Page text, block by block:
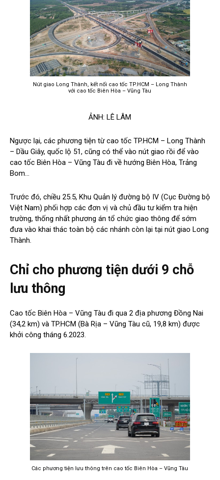
Nút giao Long Thành, kết nối cao tốc TP.HCM – Long Thành
với cao tốc Biên Hòa – Vũng Tàu
ẢNH: LÊ LÂM
Ngược lại, các phương tiện từ cao tốc TP.HCM – Long Thành
– Dầu Giây, quốc lộ 51, cũng có thể vào nút giao rồi để vào
cao tốc Biên Hòa – Vũng Tàu đi về hướng Biên Hòa, Trảng
Bom…
Trước đó, chiều 25.5, Khu Quản lý đường bộ IV (Cục Đường bộ
Việt Nam) phối hợp các đơn vị và chủ đầu tư kiểm tra hiện
trường, thống nhất phương án tổ chức giao thông để sớm
đưa vào khai thác toàn bộ các nhánh còn lại tại nút giao Long
Thành.
Chỉ cho phương tiện dưới 9 chỗ
lưu thông
Cao tốc Biên Hòa – Vũng Tàu đi qua 2 địa phương Đồng Nai
(34,2 km) và TP.HCM (Bà Rịa – Vũng Tàu cũ, 19,8 km) được
khởi công tháng 6.2023.
Các phương tiện lưu thông trên cao tốc Biên Hòa – Vũng Tàu